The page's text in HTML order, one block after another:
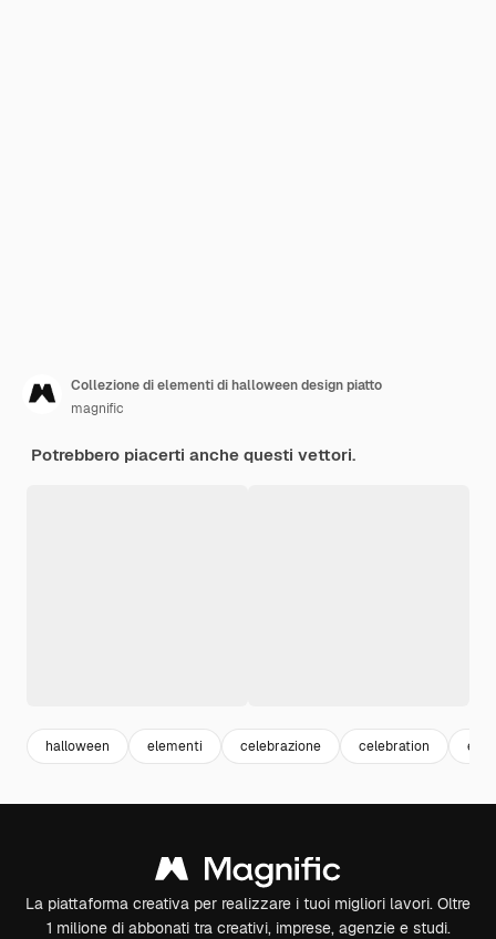
Collezione di elementi di halloween design piatto
magnific
Potrebbero piacerti anche questi vettori.
halloween elementi celebrazione celebration
La piattaforma creativa per realizzare i tuoi migliori lavori. Oltre
1 milione di abbonati tra creativi, imprese, agenzie e studi.